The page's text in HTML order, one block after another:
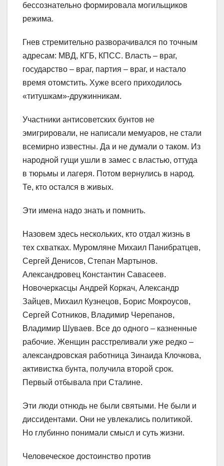
бессознательно формировала могильщиков
режима.
Гнев стремительно разворачивался по точным
адресам: МВД, КГБ, КПСС. Власть – враг,
государство – враг, партия – враг, и настало
время отомстить. Хуже всего приходилось
«титушкам»-дружинникам.
Участники антисоветских бунтов не
эмигрировали, не написали мемуаров, не стали
всемирно известны. Да и не думали о таком. Из
народной гущи ушли в замес с властью, оттуда
в тюрьмы и лагеря. Потом вернулись в народ.
Те, кто остался в живых.
Эти имена надо знать и помнить.
Назовем здесь нескольких, кто отдал жизнь в
тех схватках. Муромляне Михаил Панибратцев,
Сергей Денисов, Степан Мартынов.
Александровец Константин Савасеев.
Новочеркасцы Андрей Коркач, Александр
Зайцев, Михаил Кузнецов, Борис Мокроусов,
Сергей Сотников, Владимир Черепанов,
Владимир Шуваев. Все до одного – казненные
рабочие. Женщин расстреливали уже редко –
александровская работница Зинаида Клочкова,
активистка бунта, получила второй срок.
Первый отбывала при Сталине.
Эти люди отнюдь не были святыми. Не были и
диссидентами. Они не увлекались политикой.
Но глубинно понимали смысл и суть жизни.
Человеческое достоинство против